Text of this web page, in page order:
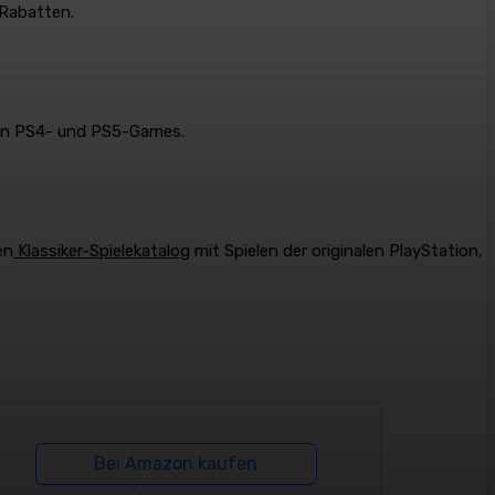
PS4- und PS5-Games.
Klassiker-Spielekatalog mit Spielen der originalen PlayStation,
Bei Amazon kaufen